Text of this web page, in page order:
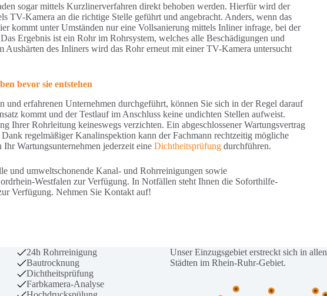
sogar mittels Kurzlinerverfahren direkt behoben werden. Hierfür wird der
TV-Kamera an die richtige Stelle geführt und angebracht. Anders, wenn das
kommt unter Umständen nur eine Vollsanierung mittels Inliner infrage, bei der
Ergebnis ist ein Rohr im Rohrsystem, welches alle Beschädigungen und
Aushärten des Inliners wird das Rohr erneut mit einer TV-Kamera untersucht
bevor sie entstehen
und erfahrenen Unternehmen durchgeführt, können Sie sich in der Regel darauf
kommt und der Testlauf im Anschluss keine undichten Stellen aufweist.
Ihrer Rohrleitung keineswegs verzichten. Ein abgeschlossener Wartungsvertrag
regelmäßiger Kanalinspektion kann der Fachmann rechtzeitig mögliche
Wartungsunternehmen jederzeit eine Dichtheitsprüfung durchführen.
und umweltschonende Kanal- und Rohrreinigungen sowie
Westfalen zur Verfügung. In Notfällen steht Ihnen die Soforthilfe-
Verfügung. Nehmen Sie Kontakt auf!
24h Rohrreinigung
Bautrocknung
Dichtheitsprüfung
Farbkamera-Analyse
Unser Einzugsgebiet erstreckt sich in allen
Städten im Rhein-Ruhr-Gebiet.